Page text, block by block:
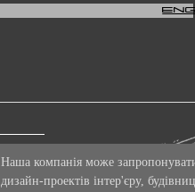
Наша компанія може
дизайн-проектів інтер'єру,